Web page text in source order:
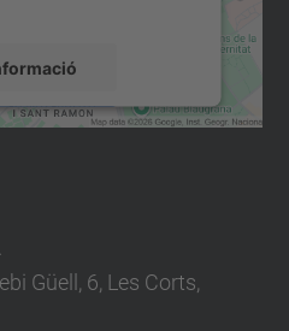
Güell, 6, Les Corts,